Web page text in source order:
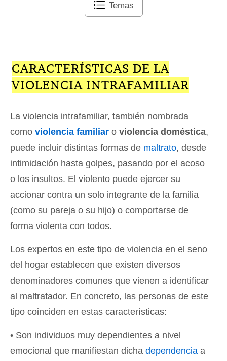
Temas
CARACTERÍSTICAS DE LA
VIOLENCIA INTRAFAMILIAR
La violencia intrafamiliar, también nombrada
como violencia familiar o violencia doméstica,
puede incluir distintas formas de maltrato, desde
intimidación hasta golpes, pasando por el acoso
o los insultos. El violento puede ejercer su
accionar contra un solo integrante de la familia
(como su pareja o su hijo) o comportarse de
forma violenta con todos.
Los expertos en este tipo de violencia en el seno
del hogar establecen que existen diversos
denominadores comunes que vienen a identificar
al maltratador. En concreto, las personas de este
tipo coinciden en estas características:
• Son individuos muy dependientes a nivel
emocional que manifiestan dicha dependencia a